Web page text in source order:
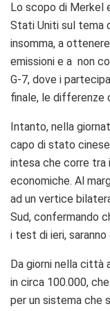
Lo scopo di Merkel
Stati Uniti sul tema
insomma, a
emissioni e a non
G-7, dove i
finale, le differenze
Intanto, nella
capo di stato
intesa che corre tra
economiche. Al
ad un vertice
Sud, confermando
i test di ieri,
Da giorni nella città
in circa 100.000,
per un sistema che